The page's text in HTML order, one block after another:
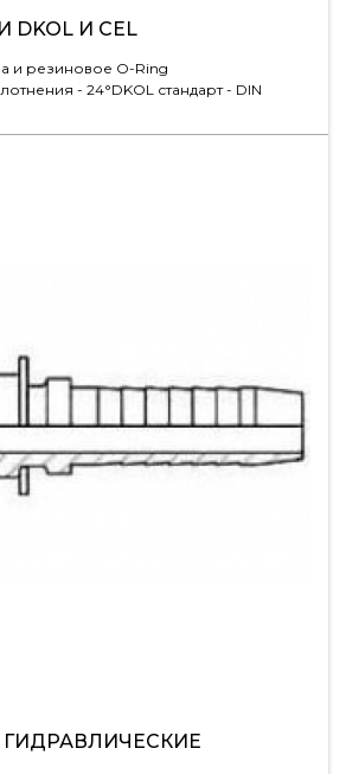
И CEL
и резиновое О-Ring
- 24°DKOL стандарт - DIN